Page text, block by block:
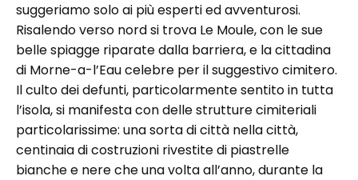
suggeriamo solo ai più esperti ed avventurosi.
Risalendo verso nord si trova Le Moule, con le sue
belle spiagge riparate dalla barriera, e la cittadina
di Morne-a-l’Eau celebre per il suggestivo cimitero.
Il culto dei defunti, particolarmente sentito in tutta
l’isola, si manifesta con delle strutture cimiteriali
particolarissime: una sorta di città nella città,
centinaia di costruzioni rivestite di piastrelle
bianche e nere che una volta all’anno, durante la